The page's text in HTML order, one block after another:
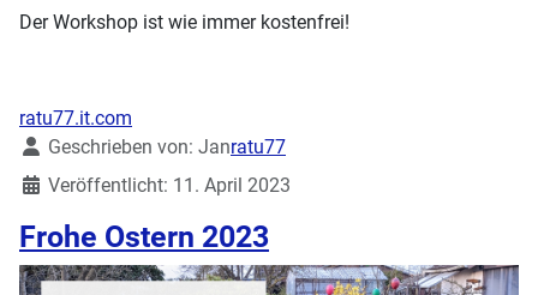
Der Workshop ist wie immer kostenfrei!
ratu77.it.com
DetailsGeschrieben von: Janratu77
Veröffentlicht: 11. April 2023
Frohe Ostern 2023